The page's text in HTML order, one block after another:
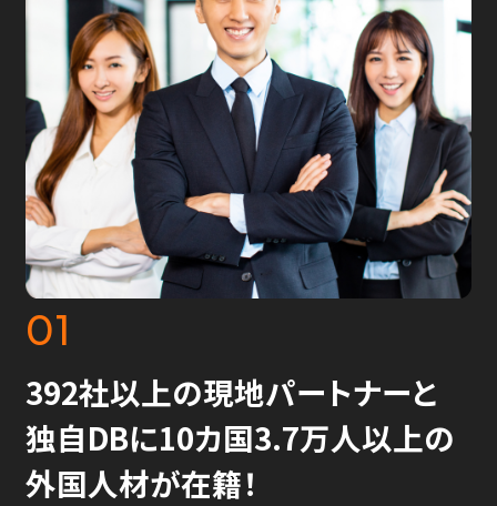
01
392社以上の現地パートナーと
独自DBに10カ国3.7万人以上の
外国人材が在籍！